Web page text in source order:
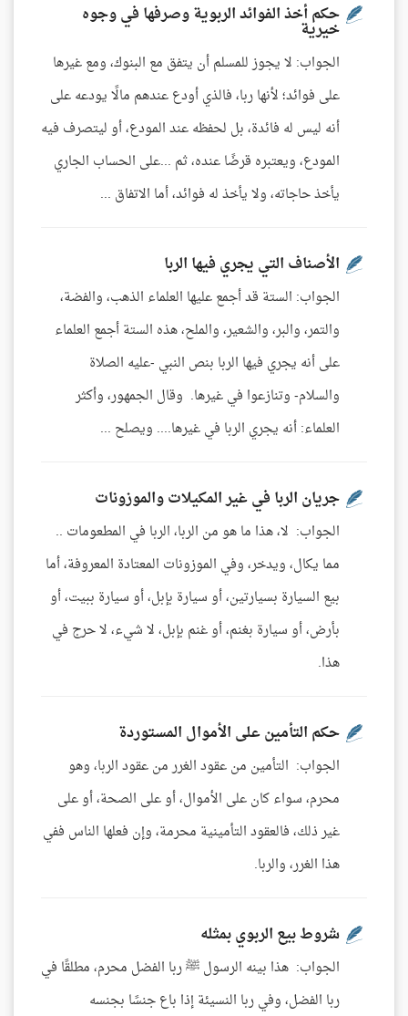
حكم أخذ الفوائد الربوية وصرفها في وجوه
خيرية
الجواب: لا يجوز للمسلم أن يتفق مع البنوك، ومع غيرها
على فوائد؛ لأنها ربا، فالذي أودع عندهم مالًا يودعه على
أنه ليس له فائدة، بل لحفظه عند المودع، أو ليتصرف فيه
المودع، ويعتبره قرضًا عنده، ثم ...على الحساب الجاري
يأخذ حاجاته، ولا يأخذ له فوائد، أما الاتفاق ...
الأصناف التي يجري فيها الربا
الجواب: الستة قد أجمع عليها العلماء الذهب، والفضة،
والتمر، والبر، والشعير، والملح، هذه الستة أجمع العلماء
على أنه يجري فيها الربا بنص النبي -عليه الصلاة
والسلام- وتنازعوا في غيرها. وقال الجمهور، وأكثر
العلماء: أنه يجري الربا في غيرها.... ويصلح ...
جريان الربا في غير المكيلات والموزونات
الجواب: لا، هذا ما هو من الربا، الربا في المطعومات ..
مما يكال، ويدخر، وفي الموزونات المعتادة المعروفة، أما
بيع السيارة بسيارتين، أو سيارة بإبل، أو سيارة ببيت، أو
بأرض، أو سيارة بغنم، أو غنم بإبل، لا شيء، لا حرج في
هذا.
حكم التأمين على الأموال المستوردة
الجواب: التأمين من عقود الغرر من عقود الربا، وهو
محرم، سواء كان على الأموال، أو على الصحة، أو على
غير ذلك، فالعقود التأمينية محرمة، وإن فعلها الناس ففي
هذا الغرر، والربا.
شروط بيع الربوي بمثله
الجواب: هذا بينه الرسول ﷺ ربا الفضل محرم، مطلقًا في
ربا الفضل، وفي ربا النسيئة إذا باع جنسًا بجنسه